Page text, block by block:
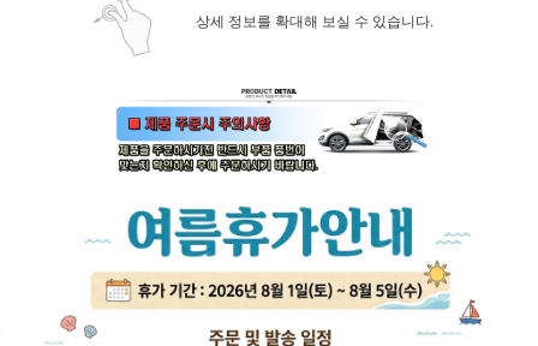
상세 정보를 확대해 보실 수 있습니다.